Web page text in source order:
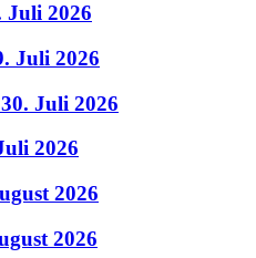
Juli 2026
Juli 2026
Juli 2026
2026
2026
2026